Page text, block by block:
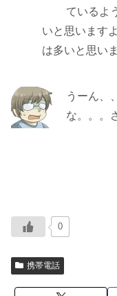
ているよ
いと思います
は多いと思い
うーん、
な。。。
0
携帯電話